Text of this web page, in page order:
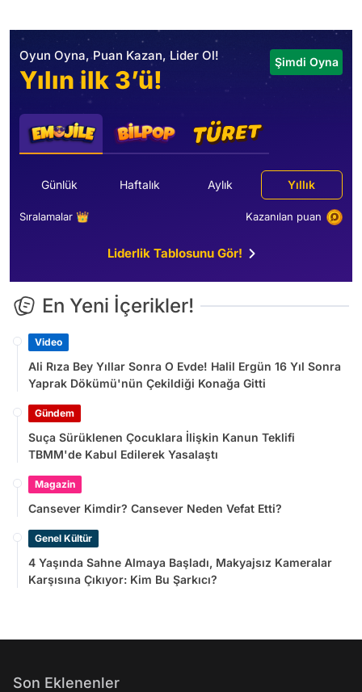
Oyun Oyna, Puan Kazan, Lider Ol!
Yılın ilk 3’ü!
Şimdi Oyna
Günlük Haftalık Aylık Yıllık
Sıralamalar 👑 Kazanılan puan
Liderlik Tablosunu Gör!
En Yeni İçerikler!
Video
Ali Rıza Bey Yıllar Sonra O Evde! Halil Ergün 16 Yıl Sonra
Yaprak Dökümü'nün Çekildiği Konağa Gitti
Gündem
Suça Sürüklenen Çocuklara İlişkin Kanun Teklifi
TBMM'de Kabul Edilerek Yasalaştı
Magazin
Cansever Kimdir? Cansever Neden Vefat Etti?
Genel Kültür
4 Yaşında Sahne Almaya Başladı, Makyajsız Kameralar
Karşısına Çıkıyor: Kim Bu Şarkıcı?
Son Eklenenler